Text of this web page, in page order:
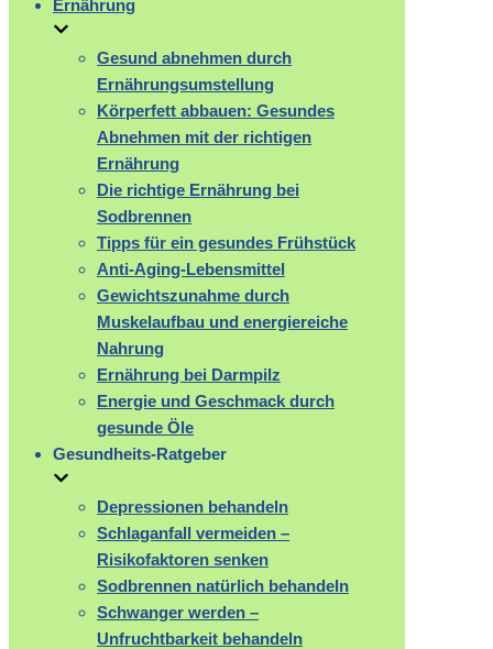
Ernährung
Gesund abnehmen durch
Ernährungsumstellung
Körperfett abbauen: Gesundes
Abnehmen mit der richtigen
Ernährung
Die richtige Ernährung bei
Sodbrennen
Tipps für ein gesundes Frühstück
Anti-Aging-Lebensmittel
Gewichtszunahme durch
Muskelaufbau und energiereiche
Nahrung
Ernährung bei Darmpilz
Energie und Geschmack durch
gesunde Öle
Gesundheits-Ratgeber
Depressionen behandeln
Schlaganfall vermeiden –
Risikofaktoren senken
Sodbrennen natürlich behandeln
Schwanger werden –
Unfruchtbarkeit behandeln